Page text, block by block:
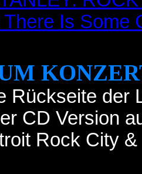
Is Some
Rückseite der
CD Version
Rock City